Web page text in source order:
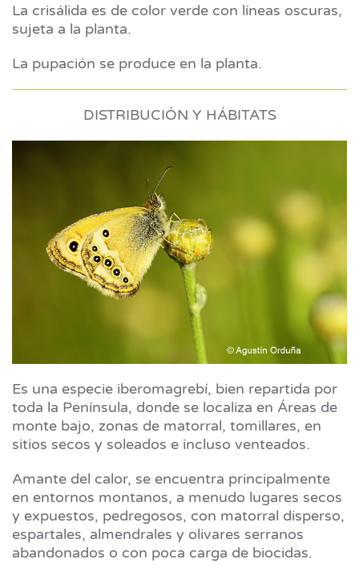
La crisálida es de color verde con líneas oscuras,
sujeta a la planta.
La pupación se produce en la planta.
DISTRIBUCIÓN Y HÁBITATS
Es una especie iberomagrebí, bien repartida por
toda la Península, donde se localiza en Áreas de
monte bajo, zonas de matorral, tomillares, en
sitios secos y soleados e incluso venteados.
Amante del calor, se encuentra principalmente
en entornos montanos, a menudo lugares secos
y expuestos, pedregosos, con matorral disperso,
espartales, almendrales y olivares serranos
abandonados o con poca carga de biocidas.